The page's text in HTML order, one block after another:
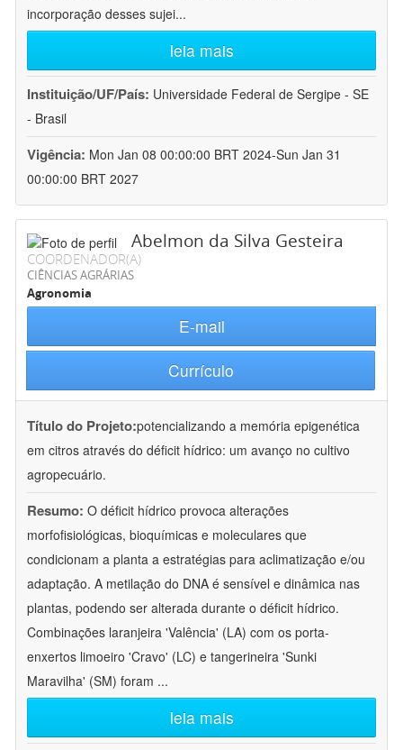
incorporação desses sujei...
leia mais
Instituição/UF/País: Universidade Federal de Sergipe - SE
- Brasil
Vigência: Mon Jan 08 00:00:00 BRT 2024-Sun Jan 31
00:00:00 BRT 2027
Abelmon da Silva Gesteira
COORDENADOR(A)
CIÊNCIAS AGRÁRIAS
Agronomia
E-mail
Currículo
Título do Projeto:potencializando a memória epigenética
em citros através do déficit hídrico: um avanço no cultivo
agropecuário.
Resumo: O déficit hídrico provoca alterações
morfofisiológicas, bioquímicas e moleculares que
condicionam a planta a estratégias para aclimatização e/ou
adaptação. A metilação do DNA é sensível e dinâmica nas
plantas, podendo ser alterada durante o déficit hídrico.
Combinações laranjeira 'Valência' (LA) com os porta-
enxertos limoeiro 'Cravo' (LC) e tangerineira 'Sunki
Maravilha' (SM) foram ...
leia mais